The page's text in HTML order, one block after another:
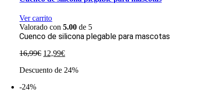
Ver carrito
Valorado con5.00 de 5
Cuenco de silicona plegable para mascotas
16,99€ El
original
12,99€El
actual
Descuento de 24%
-24%